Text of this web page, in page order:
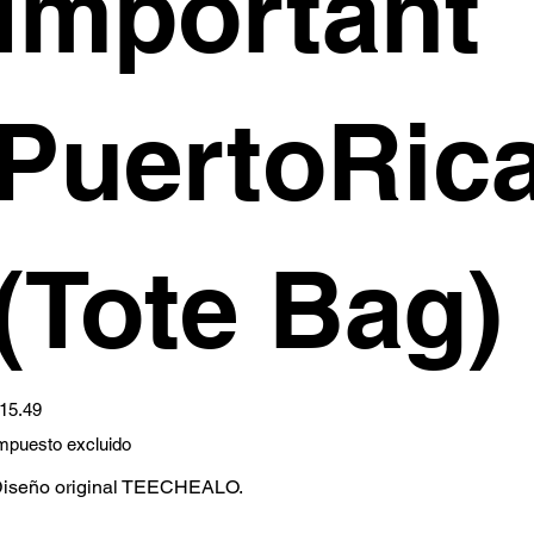
Bag)
excluido
original TEECHEALO.